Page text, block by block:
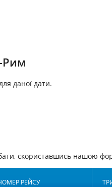
даної дати.
скориставшись нашою
РЕЙСУ